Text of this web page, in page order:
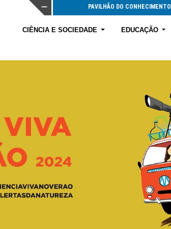
PAVILHÃO DO CONHECIMENTO
CIÊNCIA E SOCIEDADE EDUCAÇÃO